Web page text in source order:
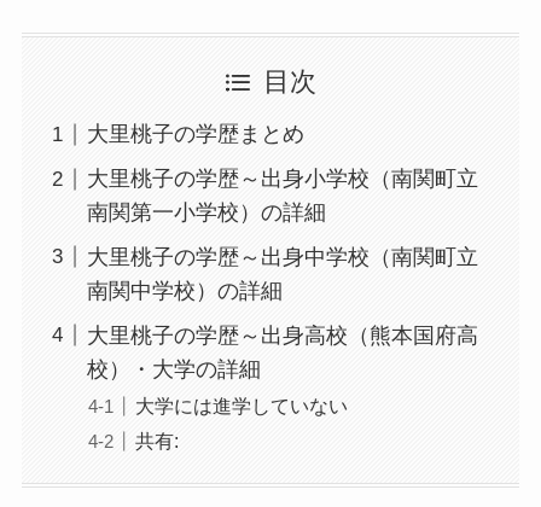
目次
大里桃子の学歴まとめ
大里桃子の学歴～出身小学校（南関町立
南関第一小学校）の詳細
大里桃子の学歴～出身中学校（南関町立
南関中学校）の詳細
大里桃子の学歴～出身高校（熊本国府高
校）・大学の詳細
大学には進学していない
共有: